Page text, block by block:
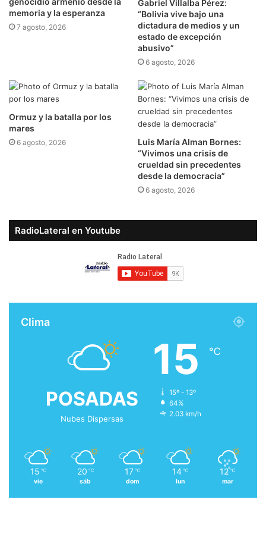
memoria y la esperanza
7 agosto, 2026
Gabriel Villalba Pérez:
“Bolivia vive bajo una
dictadura de medios y un
estado de excepción
abusivo”
6 agosto, 2026
Ormuz y la batalla por los
mares
6 agosto, 2026
Luis María Alman Bornes:
“Vivimos una crisis de
crueldad sin precedentes
desde la democracia”
6 agosto, 2026
RadioLateral en Youtube
Clima
POSADAS
Nubes Dispersas
15 ℃
15º - 13º
64%
2.03 km/h
15 ℃
vie
20 ℃
sáb
17 ℃
dom
14 ℃
lun
12 ℃
mar